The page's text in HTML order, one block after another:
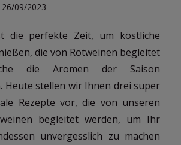
09/2023
die perfekte Zeit, um köstliche
die von Rotweinen begleitet
die Aromen der Saison
Heute stellen wir Ihnen drei super
Rezepte vor, die von unseren
begleitet werden, um Ihr
unvergesslich zu machen